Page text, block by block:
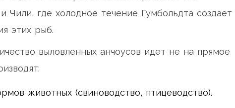
где холодное течение Гумбольдта создает
этих рыб.
выловленных анчоусов идет не на прямое
животных (свиноводство, птицеводство).